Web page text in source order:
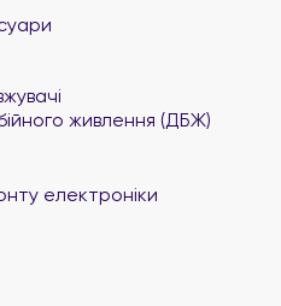
живлення (ДБЖ)
електроніки